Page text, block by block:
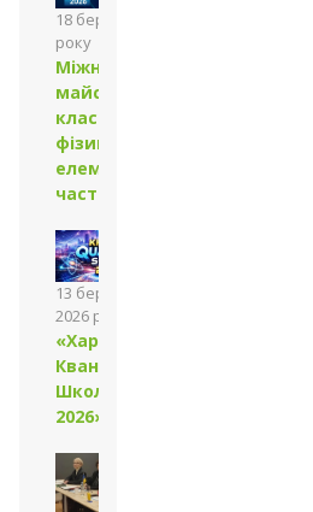
18 березня 2026
року
Міжнародні
майстер-
класи з
фізики
елементарних
частинок
13 березня
2026 року
«Харківська
Квантова
Школа
2026»